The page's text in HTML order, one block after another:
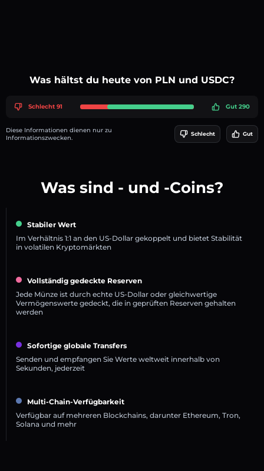
Was hältst du heute von PLN und USDC?
Schlecht 91 Gut 290
Diese Informationen dienen nur zu
Informationszwecken.
Schlecht Gut
Was sind - und -Coins?
Stabiler Wert
Im Verhältnis 1:1 an den US-Dollar gekoppelt und bietet Stabilität
in volatilen Kryptomärkten
Vollständig gedeckte Reserven
Jede Münze ist durch echte US-Dollar oder gleichwertige
Vermögenswerte gedeckt, die in geprüften Reserven gehalten
werden
Sofortige globale Transfers
Senden und empfangen Sie Werte weltweit innerhalb von
Sekunden, jederzeit
Multi-Chain-Verfügbarkeit
Verfügbar auf mehreren Blockchains, darunter Ethereum, Tron,
Solana und mehr